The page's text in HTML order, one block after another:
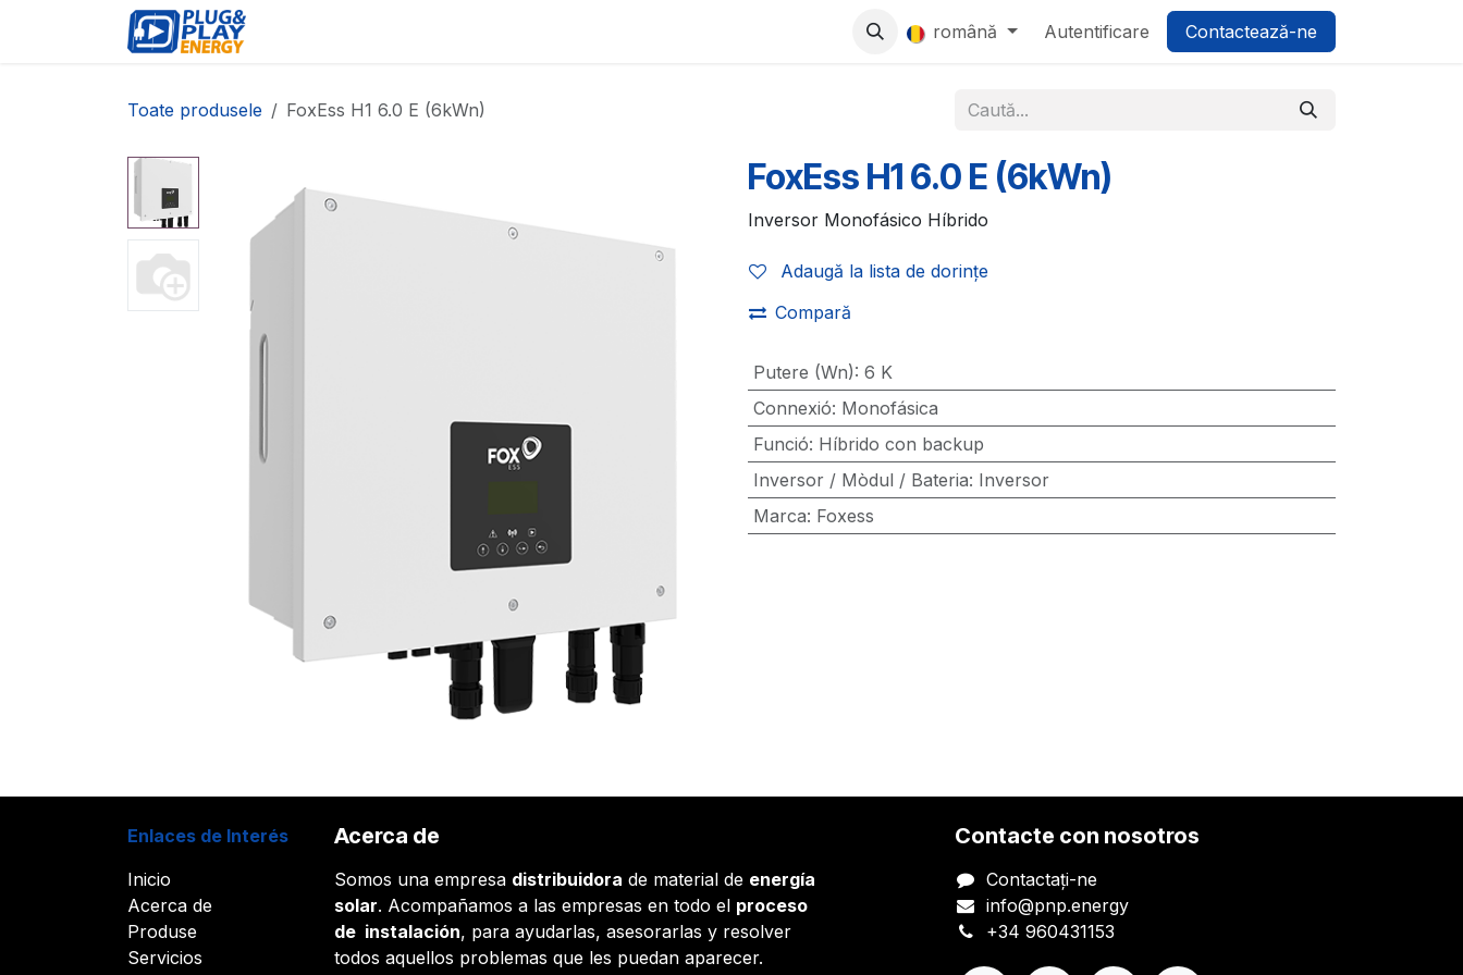
0 română Autentificare Contactează-ne
Toate produsele FoxEss H1 6.0 E (6kWn)
FoxEss H1 6.0 E (6kWn)
Inversor Monofásico Híbrido
Adaugă la lista de dorințe
Compară
Putere (Wn): 6 K
Connexió: Monofásica
Funció: Híbrido con backup
Inversor / Mòdul / Bateria: Inversor
Marca: Foxess
Enlaces de Interés
Inicio
Acerca de
Produse
Servicios
Acerca de
Somos una empresa distribuidora de material de energía
solar. Acompañamos a las empresas en todo el proceso
de instalación, para ayudarlas, asesorarlas y resolver
todos aquellos problemas que les puedan aparecer.
Contacte con nosotros
Contactați-ne
info@pnp.energy
+34 960431153